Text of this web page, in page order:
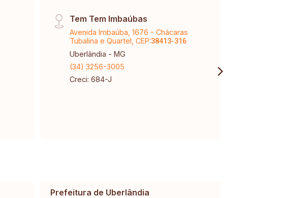
Tem Tem Imbaúbas
Avenida Imbaúba, 1676 - Chácaras
Tubalina e Quartel, CEP:38413-316
Uberlândia - MG
(34) 3256-3005
Creci: 684-J
Prefeitura de Uberlândia